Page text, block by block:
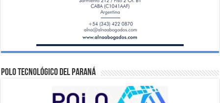
Polo Tecnológico del Paraná